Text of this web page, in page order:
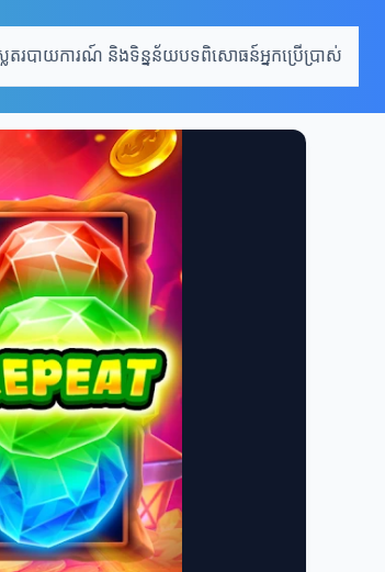
តរបាយការណ៍ និងទិន្នន័យបទពិសោធន៍អ្នកប្រើប្រាស់